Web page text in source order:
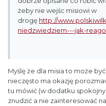
żeby nie wejśc misiowi w
drogę http://
niedzwiedziem---jak-
Myślę że dla misia to może
nieczęsto ma okazję
tu mówić (w dodatku
znudzić a nie zainteresować